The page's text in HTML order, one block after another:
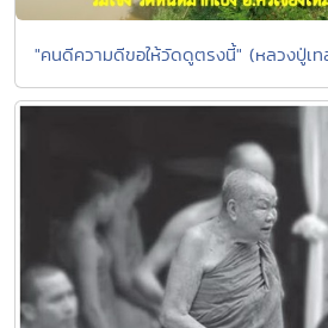
"คนดีความดีขอให้วัดดูตรงนี้" (หลวงปู่เท